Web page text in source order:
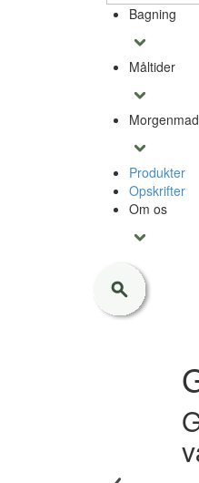
Bagning
Måltider
Morgenmad
Produkter
Opskrifter
Om os